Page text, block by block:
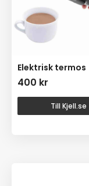
Elektrisk termos
400 kr
Till Kjell.se